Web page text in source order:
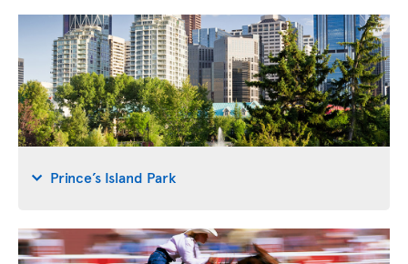
Prince’s Island Park